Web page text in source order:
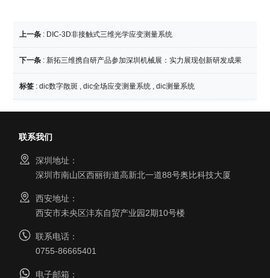
上一条 : DIC-3D非接触式三维光学应变测量系统
下一条 :新拓三维携自研产品参加深圳机械展：实力展现创新研发成果
标签 :dic数字散斑 ,dic全场应变测量系统 ,dic测量系统
联系我们
深圳地址：
深圳市南山区西丽街道高新北一道88号奥比科技大厦
西安地址：
西安市未央区沣东自贸产业园2期10号楼
联系电话：
0755-86665401
电子邮箱：